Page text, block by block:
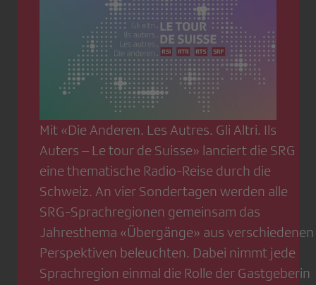
Mit «Die Anderen. Les Autres. Gli Altri. Ils
Auters – Le tour de Suisse» lanciert die SRG
eine thematische Radio-Reise durch die
Schweiz. An vier Sondertagen werden alle
SRG-Sprachregionen gemeinsam das
Jahresthema «Übergänge» aus verschiedenen
Perspektiven beleuchten. Dabei nimmt jede
Sprachregion einmal die Rolle der Gastgeberin